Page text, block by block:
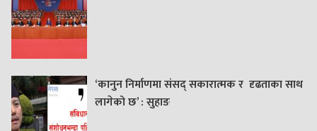
‘कानुन निर्माणमा संसद् सकारात्मक र दृढताका साथ
लागेको छ’ : सुहाङ